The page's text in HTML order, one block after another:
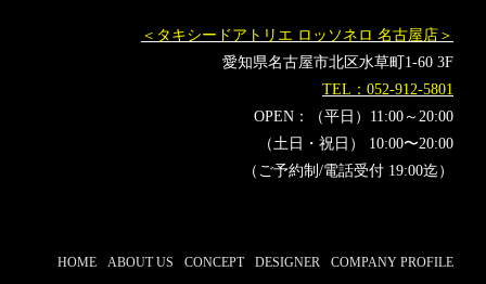
＜タキシードアトリエ ロッソネロ 名古屋店＞
愛知県名古屋市北区水草町1-60 3F
TEL：052-912-5801
OPEN：（平日）11:00～20:00
（土日・祝日） 10:00〜20:00
（ご予約制/電話受付 19:00迄）
HOME ABOUT US CONCEPT DESIGNER COMPANY PROFILE